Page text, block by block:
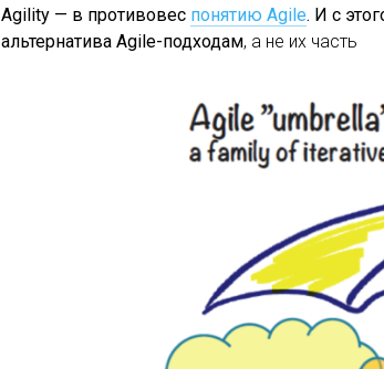
Agility — в противовес понятию Agile. И с
альтернатива Agile-подходам, а не их часть